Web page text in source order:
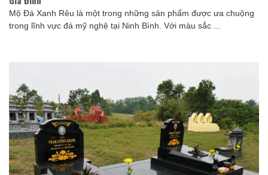
Mộ Đá Xanh Rêu là một trong những sản phẩm được ưa chuộng
trong lĩnh vực đá mỹ nghệ tại Ninh Bình. Với màu sắc ...